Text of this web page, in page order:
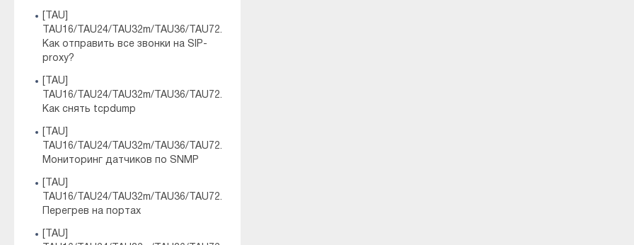
[TAU]
TAU16/TAU24/TAU32m/TAU36/TAU72.
Как отправить все звонки на SIP-
proxy?
[TAU]
TAU16/TAU24/TAU32m/TAU36/TAU72.
Как снять tcpdump
[TAU]
TAU16/TAU24/TAU32m/TAU36/TAU72.
Мониторинг датчиков по SNMP
[TAU]
TAU16/TAU24/TAU32m/TAU36/TAU72.
Перегрев на портах
[TAU]